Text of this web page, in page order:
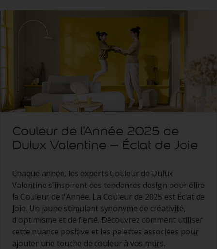
Couleur de l'Année 2025 de
Dulux Valentine – Éclat de Joie
Chaque année, les experts Couleur de Dulux
Valentine s'inspirent des tendances design pour élire
la Couleur de l'Année. La Couleur de 2025 est Éclat de
Joie. Un jaune stimulant synonyme de créativité,
d'optimisme et de fierté. Découvrez comment utiliser
cette nuance positive et les palettes associées pour
ajouter une touche de couleur à vos murs.